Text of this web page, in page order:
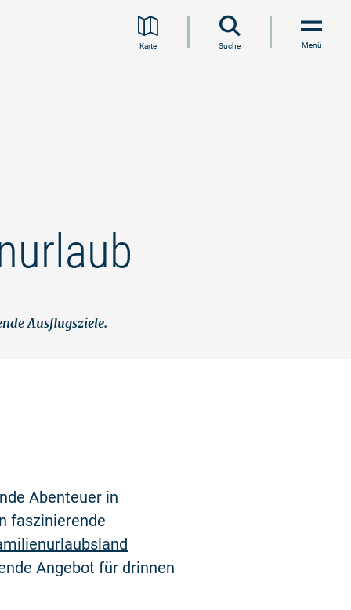
Karte Suche Menü
Ausflugsziele.
Abenteuer in
faszinierende
Angebot für drinnen